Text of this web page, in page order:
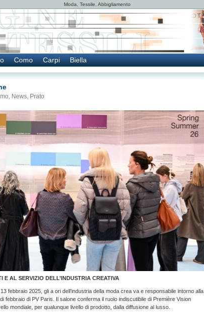
Moda, Tessile, Abbigliamento
Como Carpi Biella
, News, Prato
AL SERVIZIO DELL’INDUSTRIA CREATIVA
febbraio 2025, gli a ori dell’industria della moda crea va e responsabile intorno alla
febbraio di PV Paris. Il salone conferma il ruolo indiscutibile di Première Vision
mondiale, per qualunque livello di prodotto, dalla diffusione al lusso.